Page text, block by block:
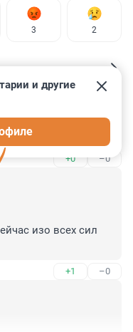
3 2
+0 –0
и другие
изо всех сил
+1 –0